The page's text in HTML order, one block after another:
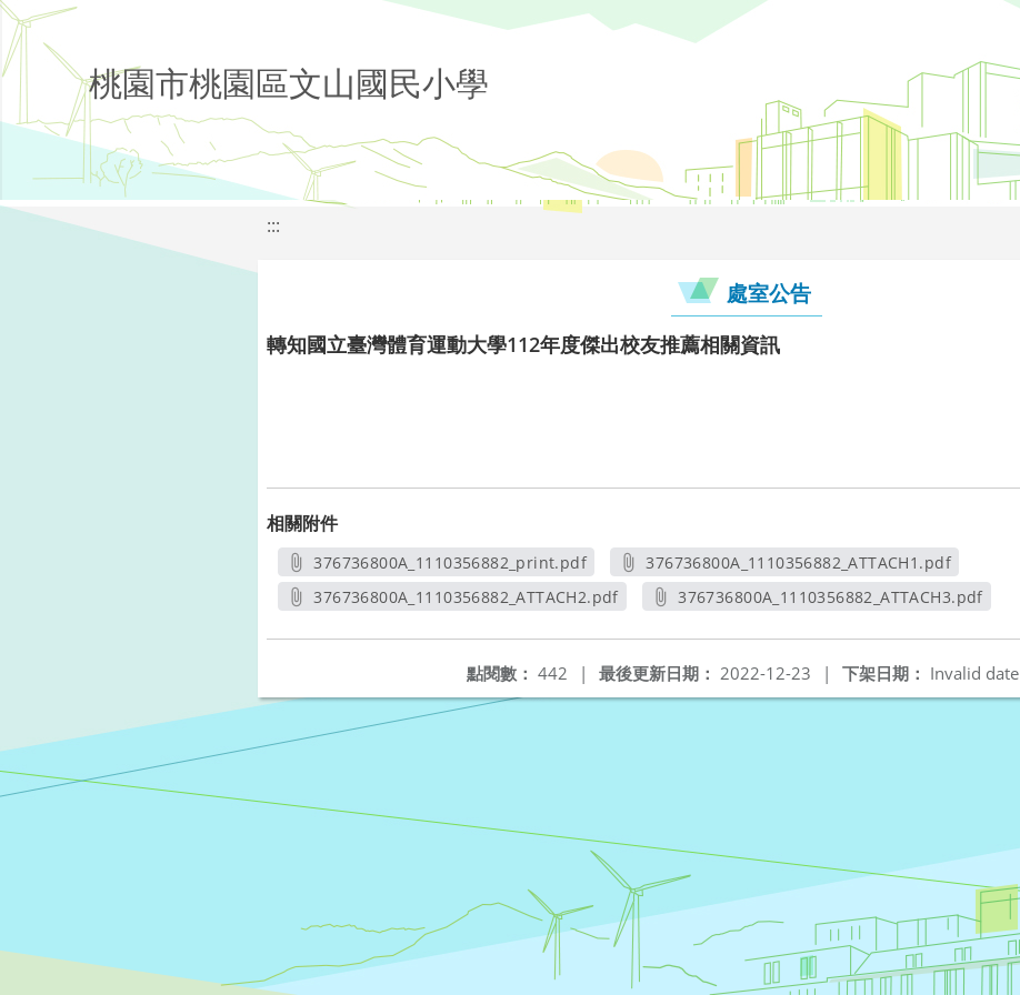
桃園市桃園區文山國民小學
:::
處室公告
轉知國立臺灣體育運動大學112年度傑出校友推薦相關資訊
相關附件
376736800A_1110356882_print.pdf
另開新視窗
376736800A_1110356882_ATTACH1.pdf
另開新視窗
376736800A_1110356882_ATTACH2.pdf
376736800A_1110356882_ATTACH3.pdf
下架日期： Invalid date
最後更新日期： 2022-12-23 |
點閱數： 442 |